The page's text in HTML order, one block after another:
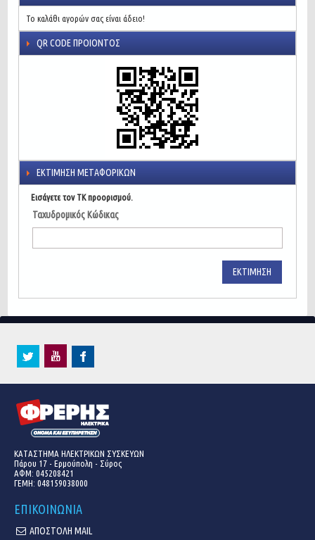
Το καλάθι αγορών σας είναι άδειο!
QR CODE ΠΡΟΙΌΝΤΟΣ
ΕΚΤΊΜΗΣΗ ΜΕΤΑΦΟΡΙΚΏΝ
Εισάγετε τον ΤΚ προορισμού.
Ταχυδρομικός Κώδικας
ΕΚΤΊΜΗΣΗ
ΚΑΤΑΣΤΗΜΑ ΗΛΕΚΤΡΙΚΩΝ ΣΥΣΚΕΥΩΝ
Πάρου 17 - Ερμούπολη - Σύρος
ΑΦΜ: 045208421
ΓΕΜΗ: 048159038000
ΕΠΙΚΟΙΝΩΝΙΑ
ΑΠΟΣΤΟΛΗ MAIL